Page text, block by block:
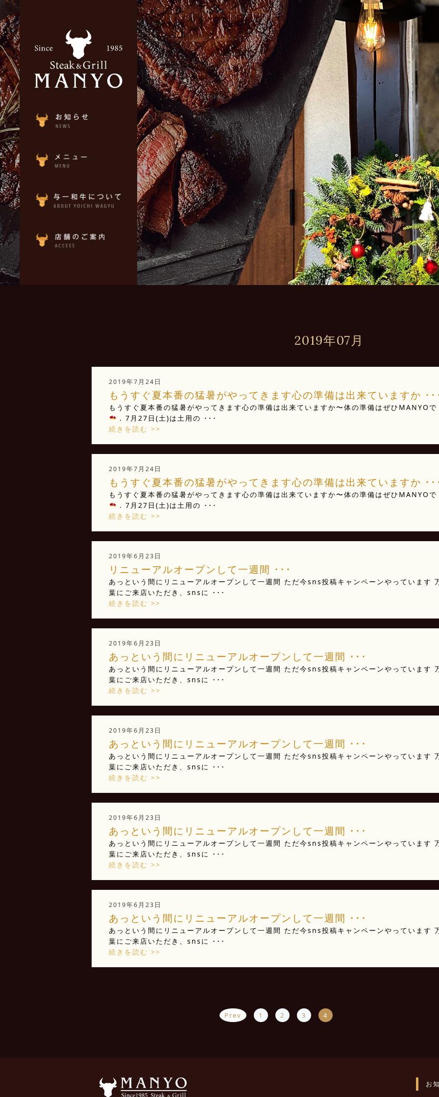
2019年07月
2019年7月24日
もうすぐ夏本番の猛暑がやってきます️心の準備は出来ていますか ･･
もうすぐ夏本番の猛暑がやってきます心の準備は出来ていますか〜体の準備はぜひMANYOで
. 7月27日(土)は土用の ･･･
続きを読む >>
2019年7月24日
もうすぐ夏本番の猛暑がやってきます️心の準備は出来ていますか ･･
もうすぐ夏本番の猛暑がやってきます心の準備は出来ていますか〜体の準備はぜひMANYOで
. 7月27日(土)は土用の ･･･
続きを読む >>
2019年6月23日
リニューアルオープンして一週間️ ･･･
あっという間にリニューアルオープンして一週間️ ただ今sns投稿キャンペーンやっています
葉にご来店いただき、snsに ･･･
続きを読む >>
2019年6月23日
あっという間にリニューアルオープンして一週間️ ･･･
あっという間にリニューアルオープンして一週間️ ただ今sns投稿キャンペーンやっています
葉にご来店いただき、snsに ･･･
続きを読む >>
2019年6月23日
あっという間にリニューアルオープンして一週間️ ･･･
あっという間にリニューアルオープンして一週間️ ただ今sns投稿キャンペーンやっています
葉にご来店いただき、snsに ･･･
続きを読む >>
2019年6月23日
あっという間にリニューアルオープンして一週間️ ･･･
あっという間にリニューアルオープンして一週間️ ただ今sns投稿キャンペーンやっています
葉にご来店いただき、snsに ･･･
続きを読む >>
2019年6月23日
あっという間にリニューアルオープンして一週間️ ･･･
あっという間にリニューアルオープンして一週間️ ただ今sns投稿キャンペーンやっています
葉にご来店いただき、snsに ･･･
続きを読む >>
Prev 1 2 3 4
お